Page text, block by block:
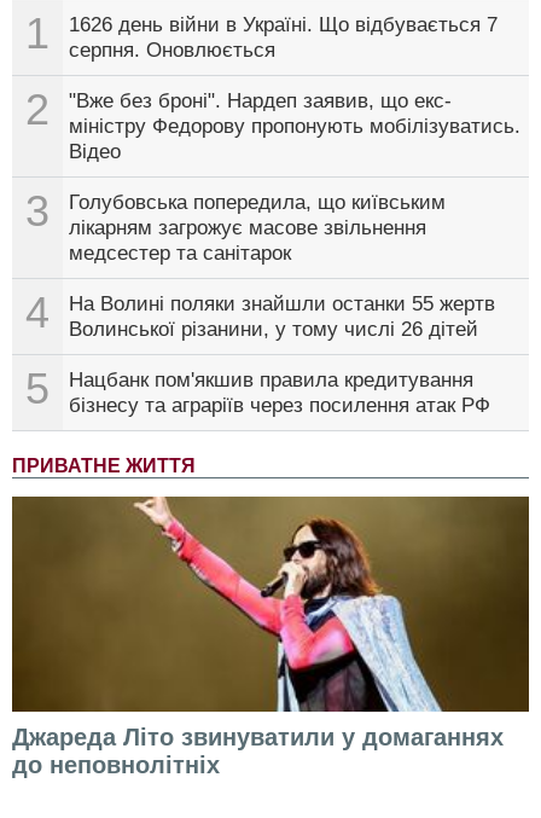
1
1626 день війни в Україні. Що відбувається 7
серпня. Оновлюється
2
"Вже без броні". Нардеп заявив, що екс-
міністру Федорову пропонують мобілізуватись.
Відео
3
Голубовська попередила, що київським
лікарням загрожує масове звільнення
медсестер та санітарок
4
На Волині поляки знайшли останки 55 жертв
Волинської різанини, у тому числі 26 дітей
5
Нацбанк пом'якшив правила кредитування
бізнесу та аграріїв через посилення атак РФ
ПРИВАТНЕ ЖИТТЯ
Джареда Літо звинуватили у домаганнях
до неповнолітніх